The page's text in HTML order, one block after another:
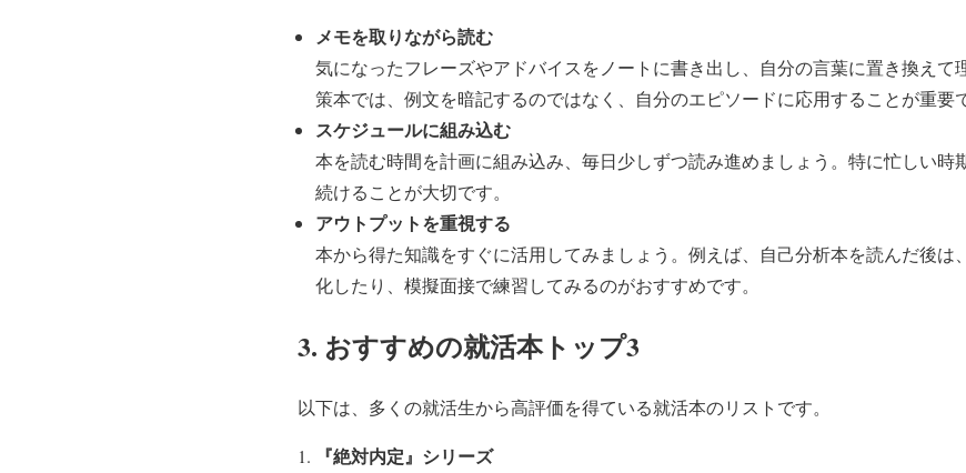
メモを取りながら読む
気になったフレーズやアドバイスをノートに書き出し、自分の言葉に置き換えて
策本では、例文を暗記するのではなく、自分のエピソードに応用することが重要
スケジュールに組み込む
本を読む時間を計画に組み込み、毎日少しずつ読み進めましょう。特に忙しい時
続けることが大切です。
アウトプットを重視する
本から得た知識をすぐに活用してみましょう。例えば、自己分析本を読んだ後は
化したり、模擬面接で練習してみるのがおすすめです。
3. おすすめの就活本トップ3
以下は、多くの就活生から高評価を得ている就活本のリストです。
『絶対内定』シリーズ